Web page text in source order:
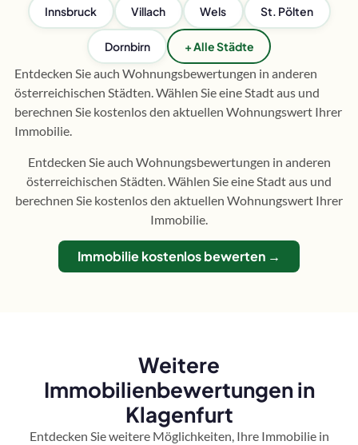
Innsbruck Villach Wels St. Pölten
Dornbirn + Alle Städte
Entdecken Sie auch Wohnungsbewertungen in anderen
österreichischen Städten. Wählen Sie eine Stadt aus und
berechnen Sie kostenlos den aktuellen Wohnungswert Ihrer
Immobilie.
Entdecken Sie auch Wohnungsbewertungen in anderen
österreichischen Städten. Wählen Sie eine Stadt aus und
berechnen Sie kostenlos den aktuellen Wohnungswert Ihrer
Immobilie.
Immobilie kostenlos bewerten →
Weitere
Immobilienbewertungen in
Klagenfurt
Entdecken Sie weitere Möglichkeiten, Ihre Immobilie in